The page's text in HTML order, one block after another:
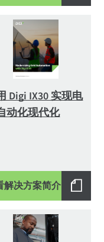
Digi IX30 实现电
动化现代化
解决方案简介